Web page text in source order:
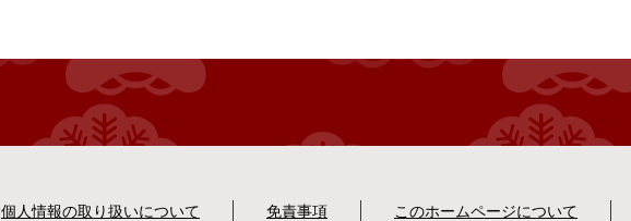
個人情報の取り扱いについて 免責事項 このホームページについて